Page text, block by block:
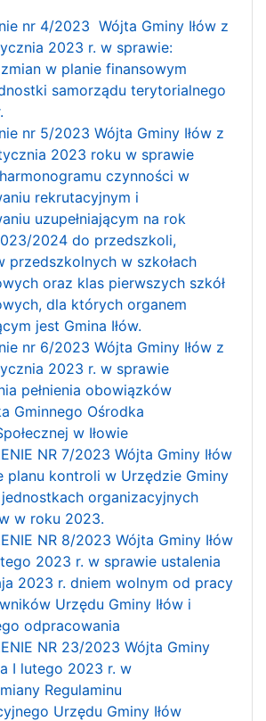
nr 4/2023 Wójta Gminy Iłów z
2023 r. w sprawie:
w planie finansowym
samorządu terytorialnego
nr 5/2023 Wójta Gminy Iłów z
2023 roku w sprawie
czynności w
rekrutacyjnym i
uzupełniającym na rok
2024 do przedszkoli,
przedszkolnych w szkołach
oraz klas pierwszych szkół
dla których organem
jest Gmina Iłów.
nr 6/2023 Wójta Gminy Iłów z
2023 r. w sprawie
pełnienia obowiązków
Gminnego Ośrodka
w Iłowie
NR 7/2023 Wójta Gminy Iłów
planu kontroli w Urzędzie Gminy
jednostkach organizacyjnych
w roku 2023.
NR 8/2023 Wójta Gminy Iłów
2023 r. w sprawie ustalenia
2023 r. dniem wolnym od pracy
Urzędu Gminy Iłów i
odpracowania
NR 23/2023 Wójta Gminy
I lutego 2023 r. w
Regulaminu
Urzędu Gminy Iłów